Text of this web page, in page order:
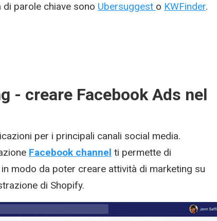
parole chiave sono Ubersuggest o KWFinder.
- creare Facebook Ads nel
per i principali canali social media.
Facebook channel ti permette di
modo da poter creare attività di marketing su
di Shopify.